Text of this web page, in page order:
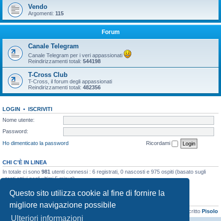
Questo sito utilizza cookie al fine di fornire la
migliore navigazione possibile
Ulteriori informazioni
Vendo
Argomenti: 115
Forum
Canale Telegram
Canale Telegram per i veri appassionati
Reindirizzamenti totali: 544198
T-Cross Club
T-Cross, il forum degli appassionati
Reindirizzamenti totali: 482356
LOGIN • ISCRIVITI
Nome utente:
Password:
Ho dimenticato la password
Ricordami
CHI C’È IN LINEA
In totale ci sono 981 utenti connessi : 6 registrati, 0 nascosti e 975 ospiti (basato sugli
utenti attivi negli ultimi 5 minuti)
STATISTICHE
Totale messaggi
48133 • Totale argomenti • Ultimo iscritto Pisolo